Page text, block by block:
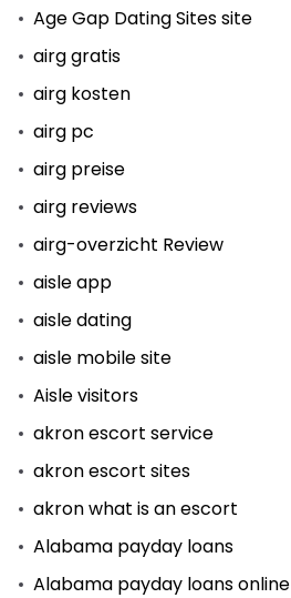
Age Gap Dating Sites site
airg gratis
airg kosten
airg pc
airg preise
airg reviews
airg-overzicht Review
aisle app
aisle dating
aisle mobile site
Aisle visitors
akron escort service
akron escort sites
akron what is an escort
Alabama payday loans
Alabama payday loans online